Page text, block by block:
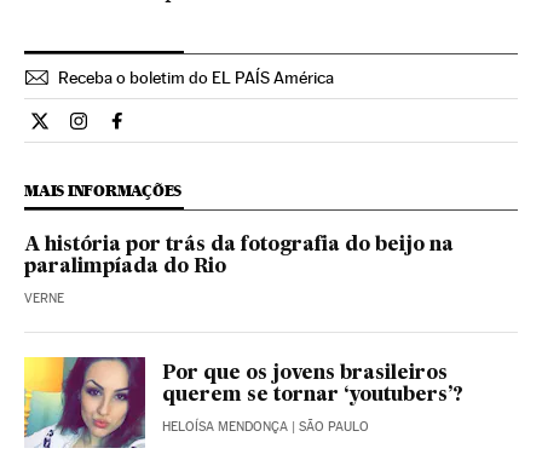
Receba o boletim do EL PAÍS América
Estilo El País Brasil en Twitter
Estilo El País Brasil en Instagram
Estilo El País Brasil en Facebook
MAIS INFORMAÇÕES
A história por trás da fotografia do beijo na
paralimpíada do Rio
VERNE
Por que os jovens brasileiros
querem se tornar ‘youtubers’?
HELOÍSA MENDONÇA | SÃO PAULO